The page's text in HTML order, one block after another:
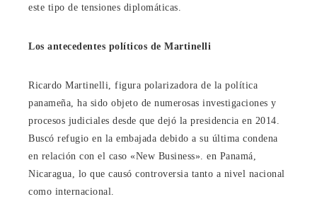
este tipo de tensiones diplomáticas.
Los antecedentes políticos de Martinelli
Ricardo Martinelli, figura polarizadora de la política
panameña, ha sido objeto de numerosas investigaciones y
procesos judiciales desde que dejó la presidencia en 2014.
Buscó refugio en la embajada debido a su última condena
en relación con el caso «New Business». en Panamá,
Nicaragua, lo que causó controversia tanto a nivel nacional
como internacional.